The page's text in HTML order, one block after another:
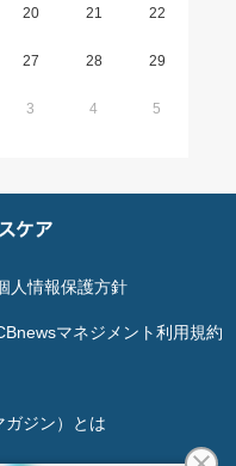
20 21 22
27 28 29
3 4 5
人情報保護方針
マネジメント利用規約
ガジン）とは